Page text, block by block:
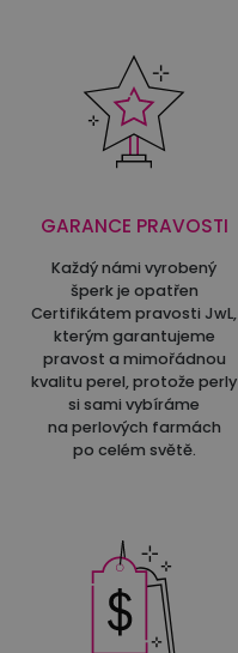
GARANCE PRAVOSTI
Každý námi vyrobený
šperk je opatřen
Certifikátem pravosti JwL,
kterým garantujeme
pravost a mimořádnou
kvalitu perel, protože perly
si sami vybíráme
na perlových farmách
po celém světě.